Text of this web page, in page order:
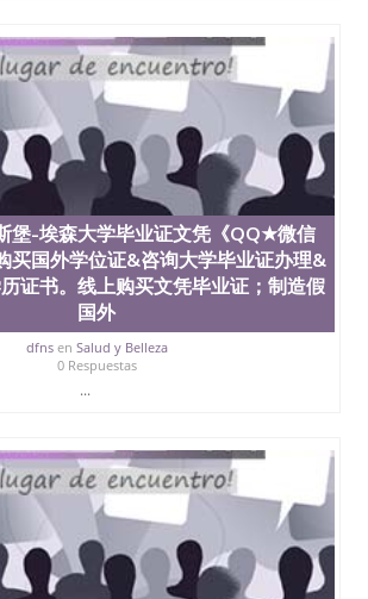
塞州立大学（San Jose State
塞州立大学（San Jose State
塞州立大学学位证（San Jose State
何塞州立大学学位证（San Jose State
何塞州立大学学位证（San Jose State
塞州立大学（San Jose State
塞州立大学（San Jose State
塞州立大学（San Jose State
塞州立大学（San Jose State
塞州立大学学位证（San Jose State
塞州立大学学位证（San Jose State
塞州立大学结业证（San Jose State
塞州立大学结业证（San Jose State
塞州立大学结业证（San Jose State
塞州立大学学位证（San Jose State
塞州立大学学位证（San Jose State
塞州立大学学历证书（San Jose
University）澳洲读书未毕业找人做
551190476澳洲读CQU中央昆士兰大
买学位证书/澳洲读本科硕士做文凭/购
证成绩单假文凭学历
澳洲读书未毕
位qq微信551190476澳洲读CQU中央
堡-埃森大学毕业证文凭《QQ★微信
国外学位证&咨询大学毕业证办理&
证书。线上购买文凭毕业证；制造假
国外
dfnsen Salud y Belleza
0 Respuestas
...